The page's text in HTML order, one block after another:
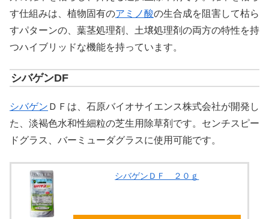
す仕組みは、植物固有のアミノ酸の生合成を阻害して枯ら
すパターンの、葉茎処理剤、土壌処理剤の両方の特性を持
つハイブリッドな機能を持っています。
シバゲンDF
シバゲン ＤＦは、石原バイオサイエンス株式会社が開発し
た、淡褐色水和性細粒の芝生用除草剤です。センチスピー
ドグラス、バーミューダグラスに使用可能です。
シバゲンＤＦ ２０ｇ